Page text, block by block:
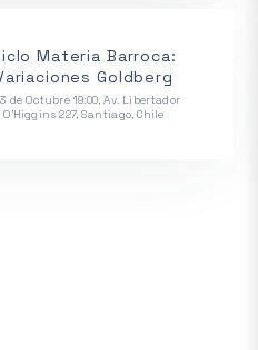
Materia Barroca:
Goldberg
de Octubre 19:00, Av. Libertador
227, Santiago, Chile